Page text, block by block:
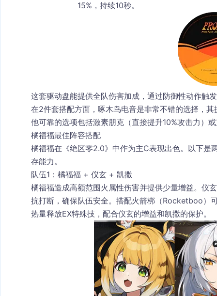
15%，持续10秒。
这套驱动盘能提供全队伤害加成，通过防御性动作触
在2件套搭配方面， 啄木鸟电音是非常不错的选择，其
他可靠的选项包括激素朋克 （直接提升10%攻击力）或
橘福福最佳阵容搭配
橘福福在《绝区零2.0》中作为主C表现出色。以下是
存能力。
队伍1：橘福福 + 仪玄 + 凯撒
橘福福造成高额范围火属性伤害并提供少量增益。 仪玄
抗打断，确保队伍安全。搭配火箭梆 （Rocketboo）
热量释放EX特殊技，配合仪玄的增益和凯撒的保护。